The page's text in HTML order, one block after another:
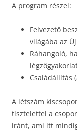
A program részei:
Felvezető
világába az
Ráhangoló,
Családállítás
A létszám
tisztelettel a
iránt, ami itt